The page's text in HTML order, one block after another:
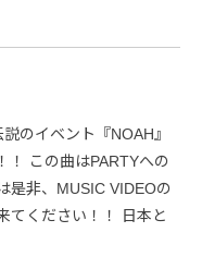
のイベント『NOAH』
！ この曲はPARTYへの
是非、MUSIC VIDEOの
てください！！ 日本と